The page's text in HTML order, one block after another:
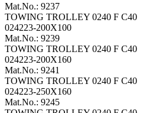
Mat.No.: 9237
TOWING TROLLEY 0240 F C40
024223-200X100
Mat.No.: 9239
TOWING TROLLEY 0240 F C40
024223-200X160
Mat.No.: 9241
TOWING TROLLEY 0240 F C40
024223-250X160
Mat.No.: 9245